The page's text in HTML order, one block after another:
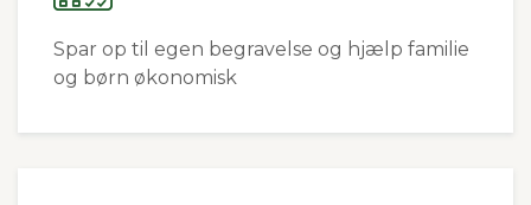
Spar op til egen begravelse og hjælp familie
og børn økonomisk